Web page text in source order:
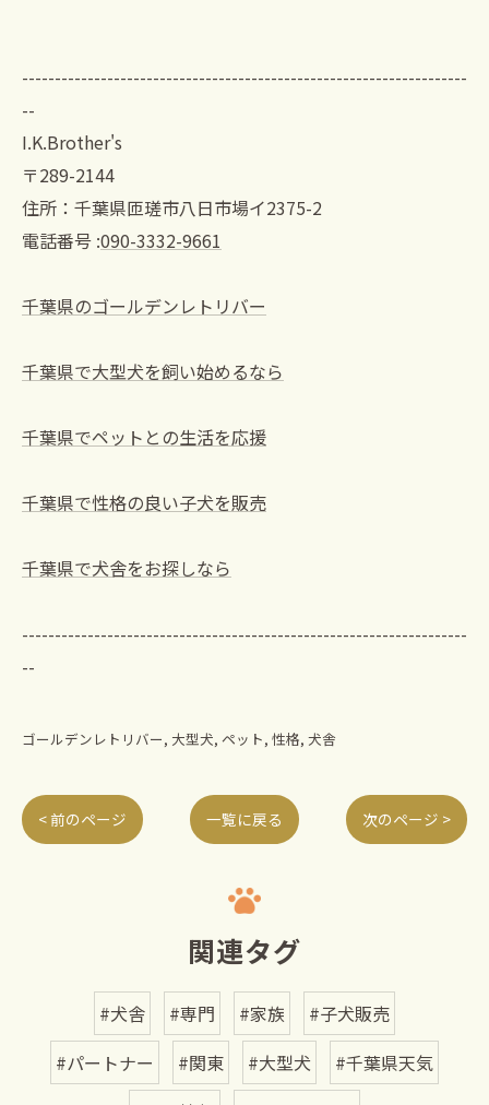
--------------------------------------------------------------------
--
I.K.Brother's
〒289-2144
住所：千葉県匝瑳市八日市場イ2375-2
電話番号 :090-3332-9661
千葉県のゴールデンレトリバー
千葉県で大型犬を飼い始めるなら
千葉県でペットとの生活を応援
千葉県で性格の良い子犬を販売
千葉県で犬舎をお探しなら
--------------------------------------------------------------------
--
ゴールデンレトリバー 大型犬 ペット 性格 犬舎
< 前のページ 一覧に戻る 次のページ >
関連タグ
#犬舎 #専門 #家族
#子犬販売
#パートナー
#関東 #大型犬
#千葉県天気